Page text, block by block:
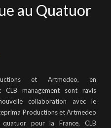
au Quatuor
et Artmedeo, en
CLB management sont ravis
collaboration avec le
Productions et Artmedeo
pour la France, CLB